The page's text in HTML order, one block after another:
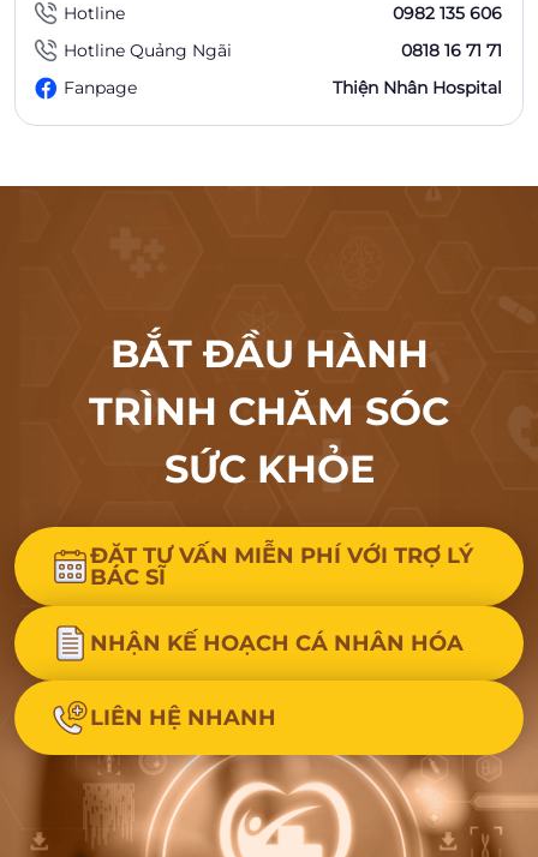
Hotline
0982 135 606
Hotline Quảng Ngãi
0818 16 71 71
Fanpage
Thiện Nhân Hospital
BẮT ĐẦU HÀNH
TRÌNH CHĂM SÓC
SỨC KHỎE
ĐẶT TƯ VẤN MIỄN PHÍ VỚI TRỢ LÝ
BÁC SĨ
NHẬN KẾ HOẠCH CÁ NHÂN HÓA
LIÊN HỆ NHANH